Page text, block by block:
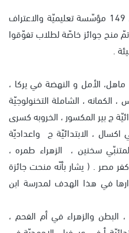
يشار بأنّه في هذا الاحتفال تمّ تقليد 149 مؤسّسة تعليميّة والاعتراف
منح جوائز خاصّة لطلاب تفوّقوا
.
الأمل و النهضة في يركا ،
، الشاملة التخنولوجيّة
ج بير المكسور ، الخروبه كسرى
، الابتدائيّة ج واعداديّة
سخنين ، الزهراء طمره ،
مصر . ( يشار بأنّه منحت جائزة
في هذا الهدف لمدرسة ابن
والزهراء في أم الفحم ،